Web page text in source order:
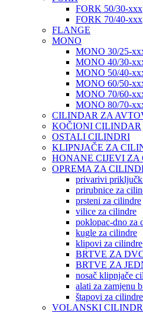
FORK 50/30-xxx
FORK 70/40-xxx
FLANGE
MONO
MONO 30/25-
MONO 40/30-
MONO 50/40-
MONO 60/50-
MONO 70/60-
MONO 80/70-
CILINDAR ZA
KOČIONI CILINDAR
OSTALI CILINDRI
KLIPNJAČE ZA
HONANE CIJEVI ZA
OPREMA ZA
privarivi
prirubnice za
prsteni za cilindre
vilice za cilindre
poklopac-dno za
kugle za cilindre
klipovi za cilindre
BRTVE ZA
BRTVE ZA
nosač klipnjače
alati za zamjenu
štapovi za cilindre
VOLANSKI